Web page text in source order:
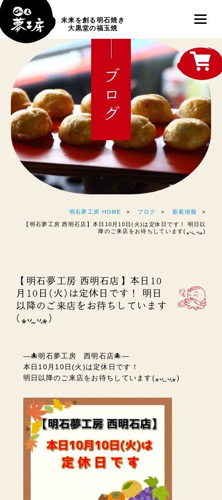
未来を創る明石焼き
大黒堂の福玉焼
ブログ
明石夢工房 HOME ブログ 新着情報
【明石夢工房 西明石店】本日10月10日(火)は定休日です！ 明日以
降のご来店をお待ちしています(⁎ᴗ͈ˬᴗ͈⁎)
【明石夢工房 西明石店】本日10
月10日(火)は定休日です！ 明日
以降のご来店をお待ちしています
(⁎ᴗ͈ˬᴗ͈⁎)
—🐙明石夢工房 西明石店🐙—
本日10月10日(火)は定休日です！
明日以降のご来店をお待ちしています(⁎ᴗ͈ˬᴗ͈⁎)
shop